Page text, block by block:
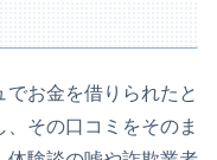
お金を借りられたと
その口コミをそのま